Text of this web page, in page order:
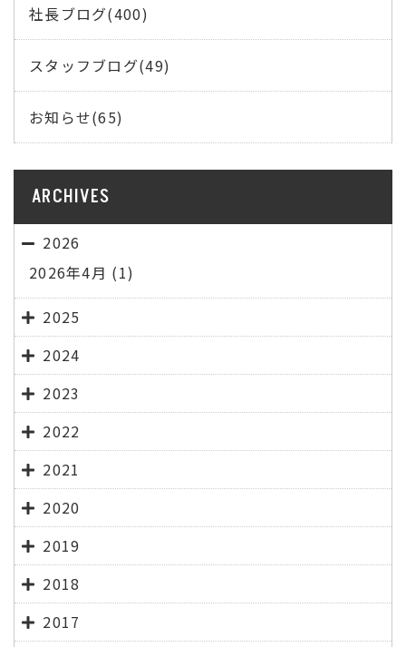
社長ブログ(400)
スタッフブログ(49)
お知らせ(65)
ARCHIVES
2026
2026年4月 (1)
2025
2024
2023
2022
2021
2020
2019
2018
2017